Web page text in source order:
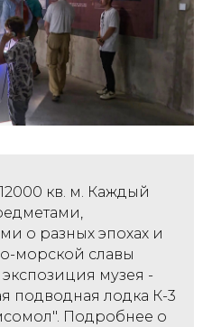
кв. м. Каждый
о разных эпохах и
морской славы
музея -
подводная лодка К-3
Подробнее о